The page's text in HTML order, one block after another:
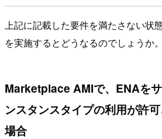
上記に記載した要件を満たさない状
を実施するとどうなるのでしょうか。
Marketplace AMIで、ENAを
ンスタンスタイプの利用が許
場合